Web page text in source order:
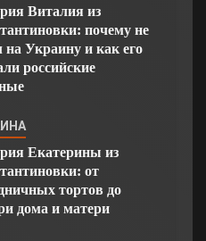
Виталия из
почему не
на Украину и как его
российские
Екатерины из
от
тортов до
дома и матери